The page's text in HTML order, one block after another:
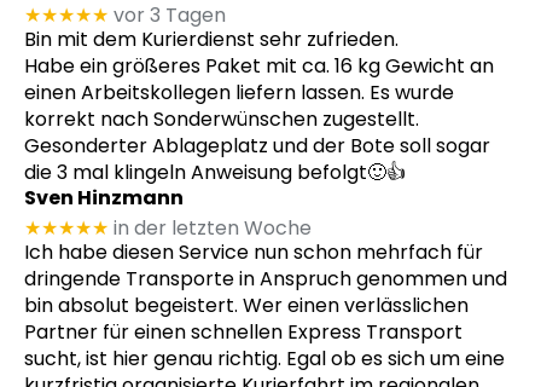
★★★★★ vor 3 Tagen
Bin mit dem Kurierdienst sehr zufrieden.
Habe ein größeres Paket mit ca. 16 kg Gewicht an
einen Arbeitskollegen liefern lassen. Es wurde
korrekt nach Sonderwünschen zugestellt.
Gesonderter Ablageplatz und der Bote soll sogar
die 3 mal klingeln Anweisung befolgt🙂👍
Sven Hinzmann
★★★★★ in der letzten Woche
Ich habe diesen Service nun schon mehrfach für
dringende Transporte in Anspruch genommen und
bin absolut begeistert. Wer einen verlässlichen
Partner für einen schnellen Express Transport
sucht, ist hier genau richtig. Egal ob es sich um eine